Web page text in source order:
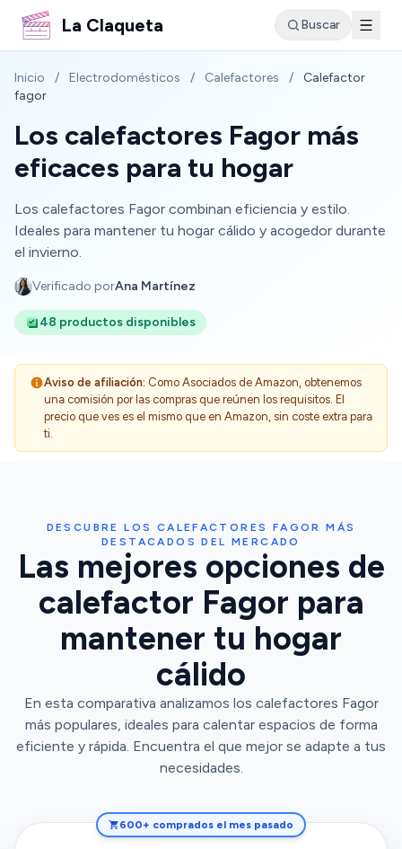
La Claqueta Buscar
Inicio / Electrodomésticos / Calefactores /
Calefactor
fagor
Los calefactores Fagor más
eficaces para tu hogar
Los calefactores Fagor combinan eficiencia y estilo.
Ideales para mantener tu hogar cálido y acogedor durante
el invierno.
Verificado porAna Martínez
48 productos disponibles
Aviso de afiliación: Como Asociados de Amazon, obtenemos
una comisión por las compras que reúnen los requisitos. El
precio que ves es el mismo que en Amazon, sin coste extra para
ti.
DESCUBRE LOS CALEFACTORES FAGOR MÁS
DESTACADOS DEL MERCADO
Las mejores opciones de
calefactor Fagor para
mantener tu hogar
cálido
En esta comparativa analizamos los calefactores Fagor
más populares, ideales para calentar espacios de forma
eficiente y rápida. Encuentra el que mejor se adapte a tus
necesidades.
600+ comprados el mes pasado